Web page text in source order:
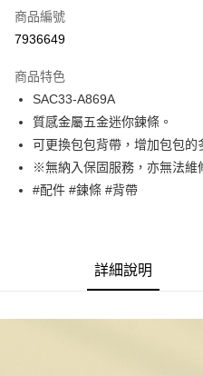
超商取貨付款
Apple Pay
街口支付
悠遊付
Google Pay
【大哥付你分期使用說明】
1.本服務由台灣大哥大提供，台灣大
流程，驗證手機門號後，選擇欲分期
商品編號
7936649
商品特色
SAC33-A869A
質感金屬五金迷你鍊條。
可更換包包背帶，增加包包的
※無納入保固服務，亦無法維
#配件 #鍊條 #背帶
詳細說明